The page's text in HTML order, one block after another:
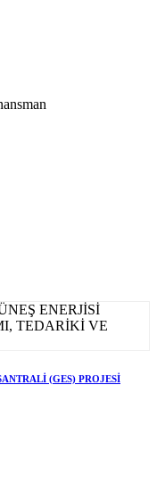
(GES) PROJESİ